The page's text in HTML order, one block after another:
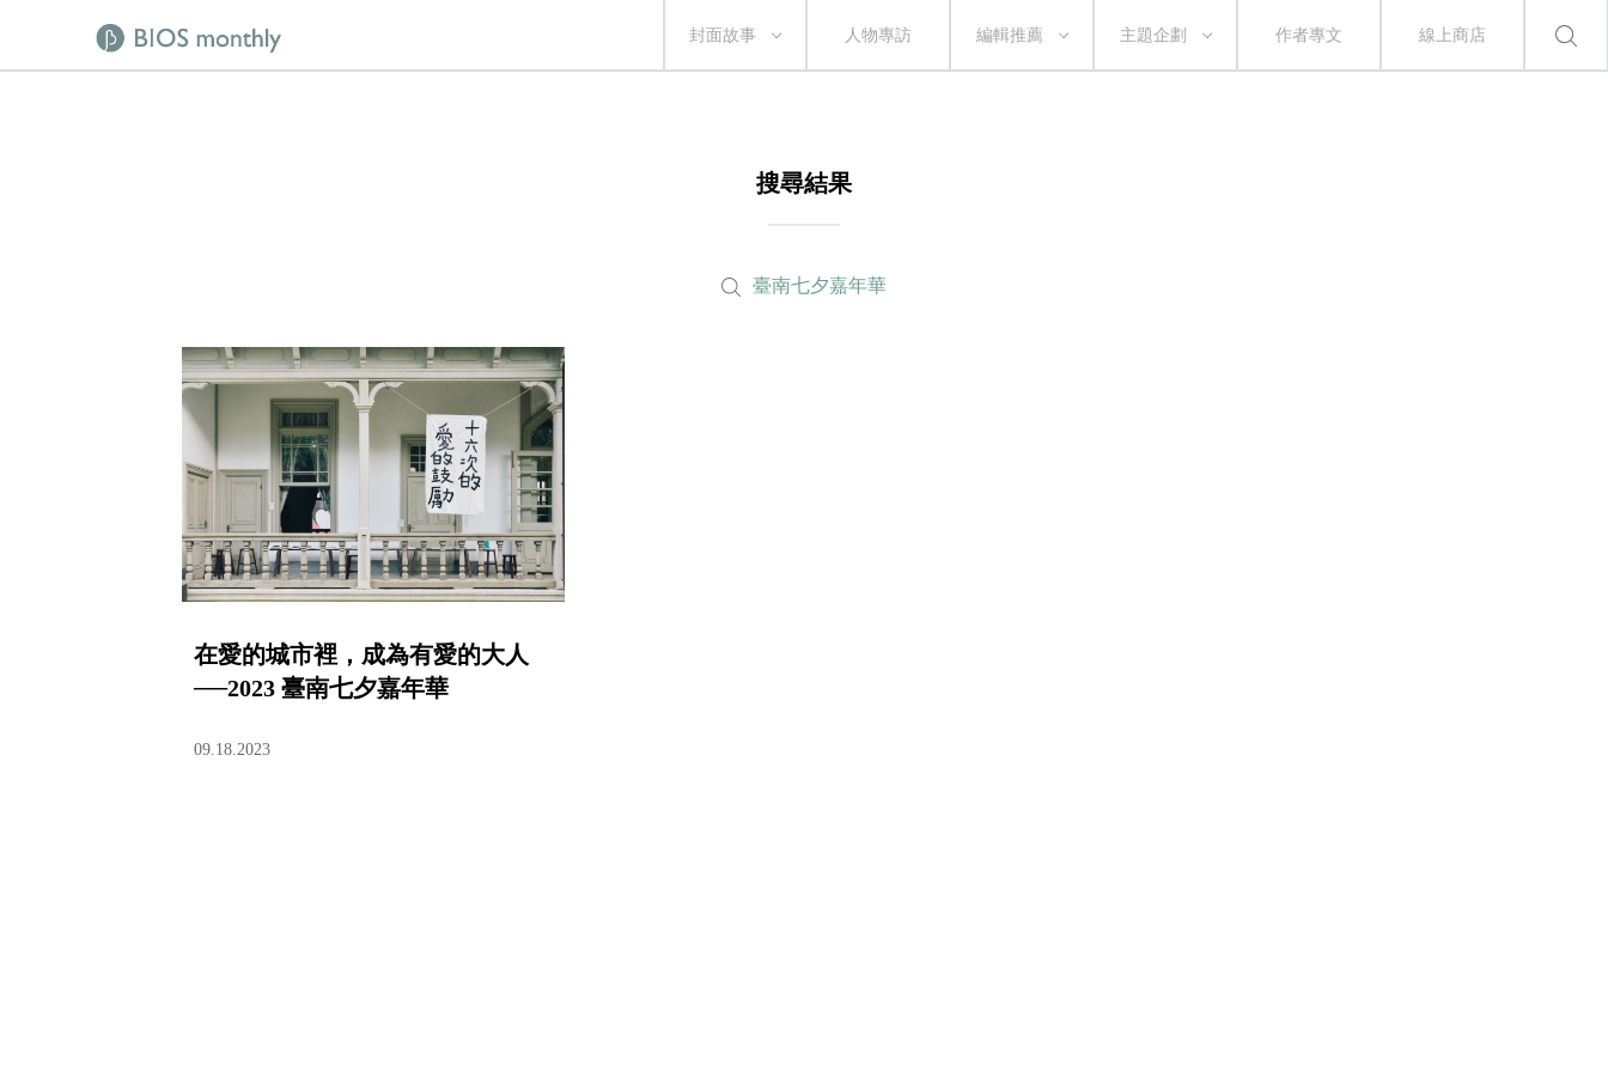
封面故事 人物專訪 編輯推薦 主題企劃 作者專文 線上商店
搜尋結果
臺南七夕嘉年華
在愛的城市裡，成為有愛的大人
──2023 臺南七夕嘉年華
09.18.2023